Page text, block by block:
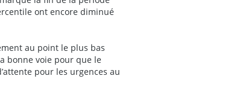
ont encore diminué
au point le plus bas
bonne voie pour que le
pour les urgences au